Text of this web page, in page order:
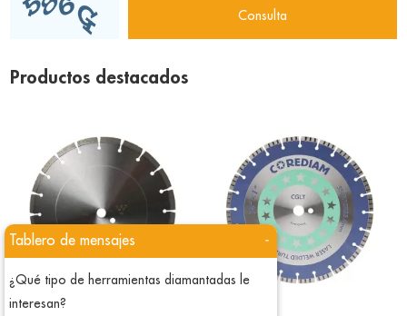
Productos destacados
Tablero de mensajes -
¿Qué tipo de herramientas diamantadas le
interesan?